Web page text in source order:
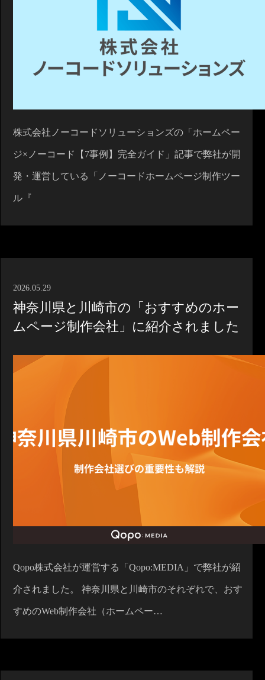
株式会社ノーコードソリューションズの「ホームペー
ジ×ノーコード【7事例】完全ガイド」記事で弊社が開
発・運営している「ノーコードホームページ制作ツー
ル『
2026.05.29
神奈川県と川崎市の「おすすめのホー
ムページ制作会社」に紹介されました
Qopo株式会社が運営する「Qopo:MEDIA」で弊社が紹
介されました。 神奈川県と川崎市のそれぞれで、おす
すめのWeb制作会社（ホームペー…